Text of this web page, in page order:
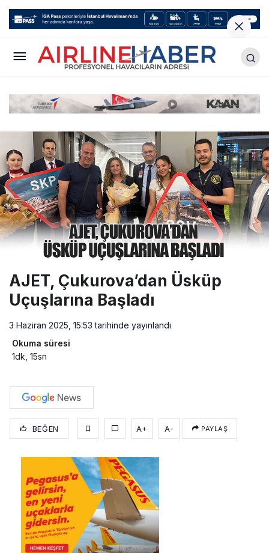
AJET, Çukurova’dan Üsküp
Uçuşlarına Başladı
3 Haziran 2025, 15:53 tarihinde yayınlandı
Okuma süresi
1dk, 15sn
BEĞEN A+ A- PAYLAŞ